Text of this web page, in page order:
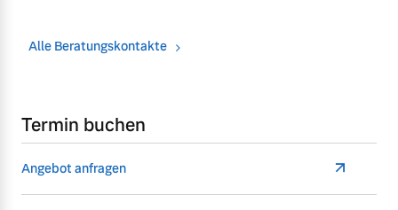
Alle Beratungskontakte
Termin buchen
Angebot anfragen